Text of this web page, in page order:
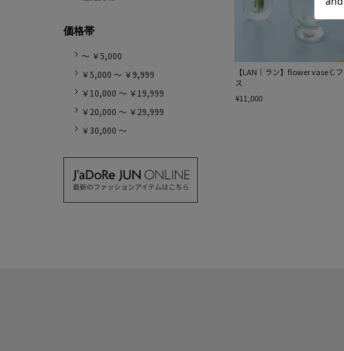
価格帯
～ ￥5,000
￥5,000 ～ ￥9,999
￥10,000 ～ ￥19,999
￥20,000 ～ ￥29,999
￥30,000 ～
【LAN｜ラン】flower vase C
ス
¥11,000